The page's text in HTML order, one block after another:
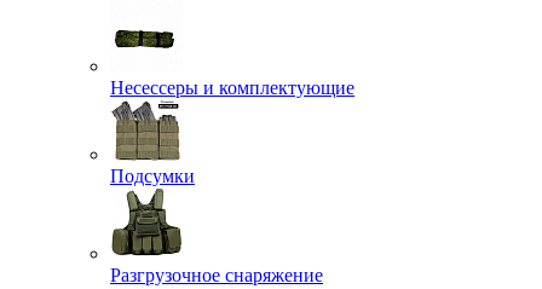
Несессеры и комплектующие
Подсумки
Разгрузочное снаряжение